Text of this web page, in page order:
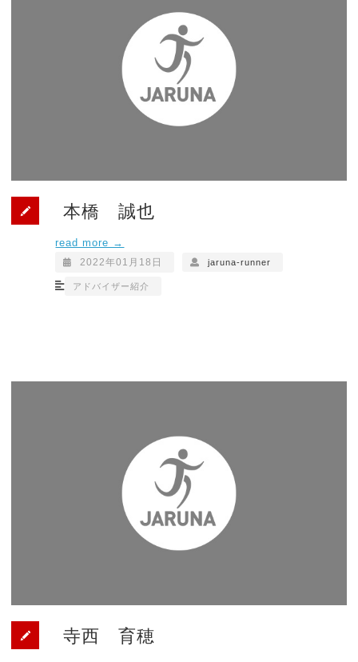
本橋 誠也
read more →
2022年01月18日 jaruna-runner
アドバイザー紹介
寺西 育穂